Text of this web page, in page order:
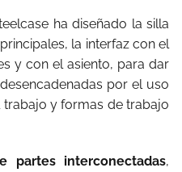
ha diseñado la silla
la interfaz con el
y con el asiento, para dar
por el uso
y formas de trabajo
partes interconectadas,